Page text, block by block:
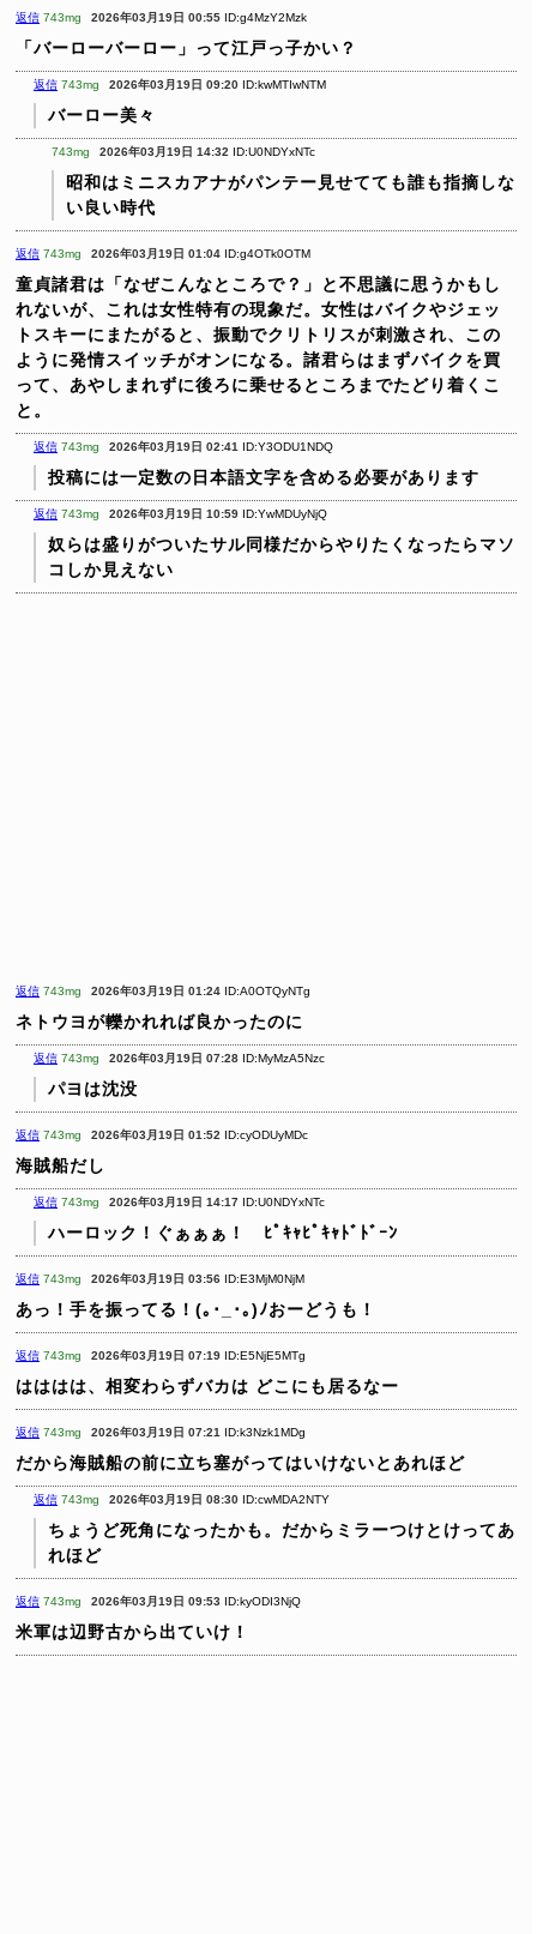
返信 743mg 2026年03月19日 00:55 ID:g4MzY2Mzk
「バーローバーロー」って江戸っ子かい？
返信 743mg 2026年03月19日 09:20 ID:kwMTIwNTM
バーロー美々
743mg 2026年03月19日 14:32 ID:U0NDYxNTc
昭和はミニスカアナがパンテー見せてても誰も指摘しな
い良い時代
返信 743mg 2026年03月19日 01:04 ID:g4OTk0OTM
童貞諸君は「なぜこんなところで？」と不思議に思うかもし
れないが、これは女性特有の現象だ。女性はバイクやジェッ
トスキーにまたがると、振動でクリトリスが刺激され、この
ように発情スイッチがオンになる。諸君らはまずバイクを買
って、あやしまれずに後ろに乗せるところまでたどり着くこ
と。
返信 743mg 2026年03月19日 02:41 ID:Y3ODU1NDQ
投稿には一定数の日本語文字を含める必要があります
返信 743mg 2026年03月19日 10:59 ID:YwMDUyNjQ
奴らは盛りがついたサル同様だからやりたくなったらマソ
コしか見えない
返信 743mg 2026年03月19日 01:24 ID:A0OTQyNTg
ネトウヨが轢かれれば良かったのに
返信 743mg 2026年03月19日 07:28 ID:MyMzA5Nzc
パヨは沈没
返信 743mg 2026年03月19日 01:52 ID:cyODUyMDc
海賊船だし
返信 743mg 2026年03月19日 14:17 ID:U0NDYxNTc
ハーロック！ぐぁぁぁ！ ﾋﾟｷｬﾋﾟｷｬﾄﾞﾄﾞｰﾝ
返信 743mg 2026年03月19日 03:56 ID:E3MjM0NjM
あっ！手を振ってる！(｡･_･｡)ﾉおーどうも！
返信 743mg 2026年03月19日 07:19 ID:E5NjE5MTg
はははは、相変わらずバカは どこにも居るなー
返信 743mg 2026年03月19日 07:21 ID:k3Nzk1MDg
だから海賊船の前に立ち塞がってはいけないとあれほど
返信 743mg 2026年03月19日 08:30 ID:cwMDA2NTY
ちょうど死角になったかも。だからミラーつけとけってあ
れほど
返信 743mg 2026年03月19日 09:53 ID:kyODI3NjQ
米軍は辺野古から出ていけ！